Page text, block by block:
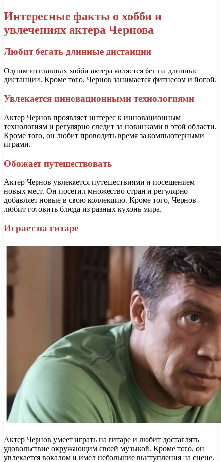
Интересные факты о хобби и
увлечениях актера Чернова
Любит бегать длинные дистанции
Одним из главных хобби актера является бег на длинные
дистанции. Кроме того, Чернов занимается фитнесом и йогой.
Увлекается инновационными технологиями
Актер Чернов проявляет интерес к инновационным
технологиям и регулярно следит за новинками в этой области.
Кроме того, он любит проводить время за компьютерными
играми.
Обожает путешествовать
Актер Чернов увлекается путешествиями и посещением
новых мест. Он посетил множество стран и регулярно
добавляет новые в свою коллекцию. Кроме того, Чернов
любит готовить блюда из разных кухонь мира.
Играет на гитаре
Актер Чернов умеет играть на гитаре и любит доставлять
удовольствие окружающим своей музыкой. Кроме того, он
увлекается вокалом и имел небольшие выступления на сцене.